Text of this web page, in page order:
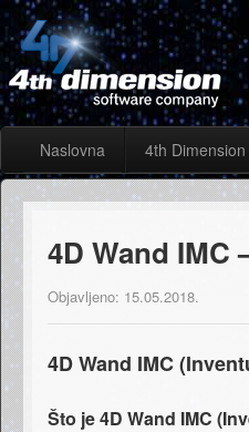
Naslovna 4th Dimension
4D Wand IMC
Objavljeno: 15.05.2018.
4D Wand IMC
Što je 4D Wand IMC